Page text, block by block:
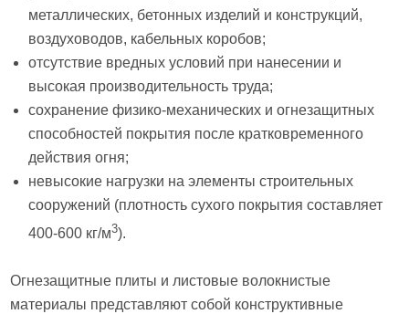
металлических, бетонных изделий и конструкций,
воздуховодов, кабельных коробов;
отсутствие вредных условий при нанесении и
высокая производительность труда;
сохранение физико-механических и огнезащитных
способностей покрытия после кратковременного
действия огня;
невысокие нагрузки на элементы строительных
сооружений (плотность сухого покрытия составляет
400-600 кг/м3).
Огнезащитные плиты и листовые волокнистые
материалы представляют собой конструктивные